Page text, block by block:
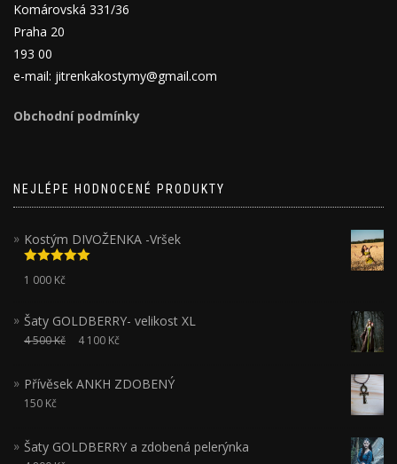
Komárovská 331/36
Praha 20
193 00
e-mail: jitrenkakostymy@gmail.com
Obchodní podmínky
NEJLÉPE HODNOCENÉ PRODUKTY
Kostým DIVOŽENKA -Vršek
Hodnocení
5.00z 5
1 000 Kč
Šaty GOLDBERRY- velikost XL
4 500Kč 4 100 Kč
Přívěsek ANKH ZDOBENÝ
150 Kč
Šaty GOLDBERRY a zdobená pelerýnka